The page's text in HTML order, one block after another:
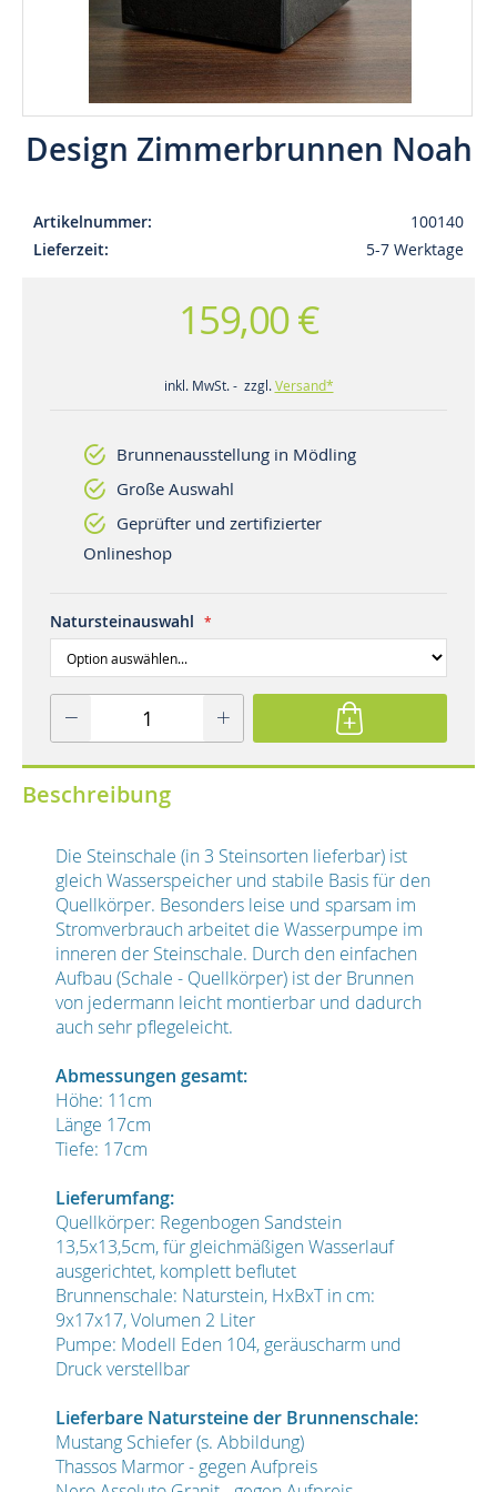
Design Zimmerbrunnen Noah
Artikelnummer
100140
Lieferzeit
5-7 Werktage
159,00 €
inkl. MwSt. - zzgl.Versand*
Brunnenausstellung in Mödling
Große Auswahl
Geprüfter und zertifizierter
Onlineshop
Natursteinauswahl
Beschreibung
Die Steinschale (in 3 Steinsorten lieferbar) ist
gleich Wasserspeicher und stabile Basis für den
Quellkörper. Besonders leise und sparsam im
Stromverbrauch arbeitet die Wasserpumpe im
inneren der Steinschale. Durch den einfachen
Aufbau (Schale - Quellkörper) ist der Brunnen
von jedermann leicht montierbar und dadurch
auch sehr pflegeleicht.
Abmessungen gesamt:
Höhe: 11cm
Länge 17cm
Tiefe: 17cm
Lieferumfang:
Quellkörper: Regenbogen Sandstein
13,5x13,5cm, für gleichmäßigen Wasserlauf
ausgerichtet, komplett beflutet
Brunnenschale: Naturstein, HxBxT in cm:
9x17x17, Volumen 2 Liter
Pumpe: Modell Eden 104, geräuscharm und
Druck verstellbar
Lieferbare Natursteine der Brunnenschale:
Mustang Schiefer (s. Abbildung)
Thassos Marmor - gegen Aufpreis